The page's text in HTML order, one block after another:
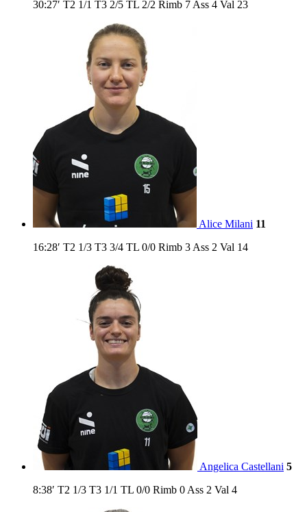
30:27′ T2 1/1 T3 2/5 TL 2/2 Rimb 7 Ass 4 Val 23
Alice Milani 11
16:28′ T2 1/3 T3 3/4 TL 0/0 Rimb 3 Ass 2 Val 14
Angelica Castellani 5
8:38′ T2 1/3 T3 1/1 TL 0/0 Rimb 0 Ass 2 Val 4